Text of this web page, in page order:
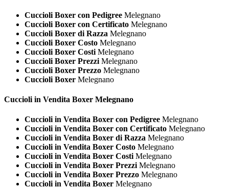
Cuccioli Boxer con Pedigree Melegnano
Cuccioli Boxer con Certificato Melegnano
Cuccioli Boxer di Razza Melegnano
Cuccioli Boxer Costo Melegnano
Cuccioli Boxer Costi Melegnano
Cuccioli Boxer Prezzi Melegnano
Cuccioli Boxer Prezzo Melegnano
Cuccioli Boxer Melegnano
Cuccioli in Vendita Boxer Melegnano
Cuccioli in Vendita Boxer con Pedigree Melegnano
Cuccioli in Vendita Boxer con Certificato Melegnano
Cuccioli in Vendita Boxer di Razza Melegnano
Cuccioli in Vendita Boxer Costo Melegnano
Cuccioli in Vendita Boxer Costi Melegnano
Cuccioli in Vendita Boxer Prezzi Melegnano
Cuccioli in Vendita Boxer Prezzo Melegnano
Cuccioli in Vendita Boxer Melegnano